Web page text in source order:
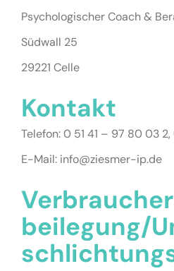
WORKSHOPS
RECHTLICHES
DEIN BERATUNGSGESPRÄCH
Psychologischer Coach &
Südwall 25
29221 Celle
Kontakt
Telefon: 0 51 41 – 97 80 03 2,
E-Mail: info@ziesmer-ip.de
beilegung/